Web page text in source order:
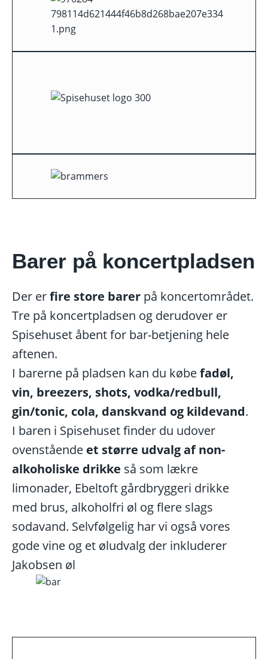
Barer på koncertpladsen
Der erfire store barer på koncertområdet.
Tre på koncertpladsen og derudover er
Spisehuset åbent for bar-betjening hele
aftenen.
I barerne på pladsen kan du købefadøl,
vin, breezers, shots, vodka/redbull,
gin/tonic, cola, danskvand og kildevand.
I baren i Spisehuset finder du udover
ovenstående et større udvalg af non-
alkoholiske drikke så som lækre
limonader, Ebeltoft gårdbryggeri drikke
med brus, alkoholfri øl og flere slags
sodavand. Selvfølgelig har vi også vores
gode vine og et øludvalg der inkluderer
Jakobsen øl